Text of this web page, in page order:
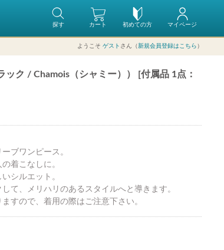
初めての方
カート マイページ
探す
ようこそ ゲスト さん（新規会員登録はこちら ）
ク / Chamois（シャミー）） [付属品 1点：
ブワンピース。
着こなしに。
シルエット。
て、メリハリのあるスタイルへと導きます。
すので、着用の際はご注意下さい。